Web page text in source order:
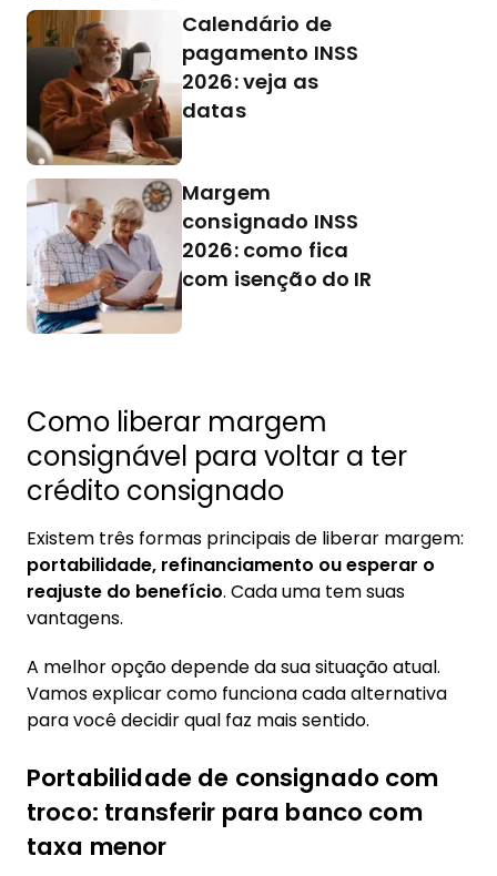
Calendário de
pagamento INSS
2026: veja as
datas
Margem
consignado INSS
2026: como fica
com isenção do IR
Como liberar margem
consignável para voltar a ter
crédito consignado
Existem três formas principais de liberar margem:
portabilidade, refinanciamento ou esperar o
reajuste do benefício. Cada uma tem suas
vantagens.
A melhor opção depende da sua situação atual.
Vamos explicar como funciona cada alternativa
para você decidir qual faz mais sentido.
Portabilidade de consignado com
troco: transferir para banco com
taxa menor